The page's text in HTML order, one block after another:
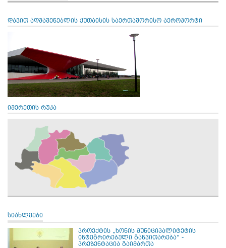
დავით აღმაშენებლის ქუთაისის საერთაშორისო აეროპორტი
იმერეთის რუკა
სიახლეები
პროექტის „ხონის მუნიციპალიტეტის
ინტეგრირებული განვითარება“ -
პრეზენტაცია გაიმართა